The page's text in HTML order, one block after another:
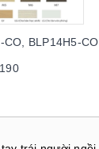
CO, BLP14H5-CO